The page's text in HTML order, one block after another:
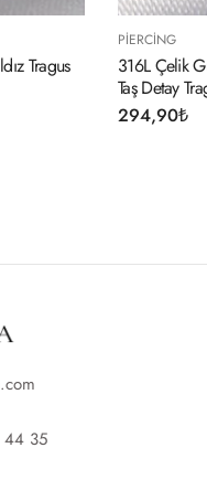
Renk Pembe Mineli Kalp
44 35